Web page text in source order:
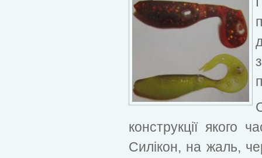
конструкції якого
Силікон, на жаль,